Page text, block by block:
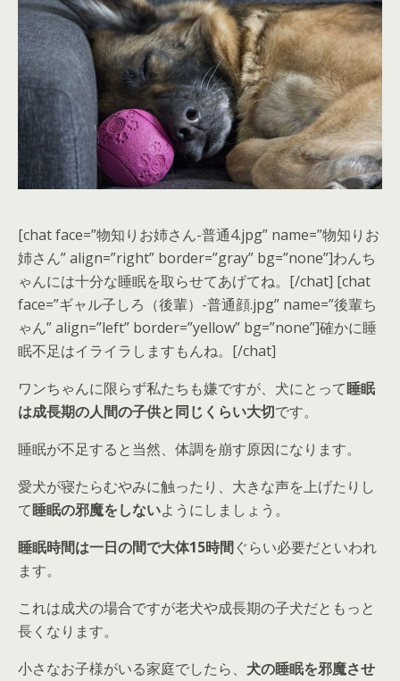
[chat face=”物知りお姉さん-普通4.jpg” name=”物知りお
姉さん” align=”right” border=”gray” bg=”none”]わんち
ゃんには十分な睡眠を取らせてあげてね。[/chat] [chat
face=”ギャル子しろ（後輩）-普通顔.jpg” name=”後輩ち
ゃん” align=”left” border=”yellow” bg=”none”]確かに睡
眠不足はイライラしますもんね。[/chat]
ワンちゃんに限らず私たちも嫌ですが、犬にとって睡眠
は成長期の人間の子供と同じくらい大切です。
睡眠が不足すると当然、体調を崩す原因になります。
愛犬が寝たらむやみに触ったり、大きな声を上げたりし
て睡眠の邪魔をしないようにしましょう。
睡眠時間は一日の間で大体15時間ぐらい必要だといわれ
ます。
これは成犬の場合ですが老犬や成長期の子犬だともっと
長くなります。
小さなお子様がいる家庭でしたら、 犬の睡眠を邪魔させ